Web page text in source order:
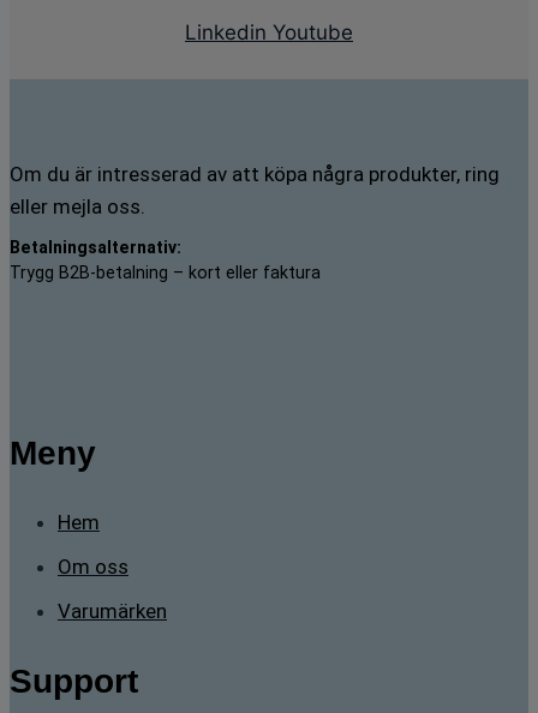
Linkedin Youtube
Om du är intresserad av att köpa några produkter, ring
eller mejla oss.
Betalningsalternativ:
Trygg B2B-betalning – kort eller faktura
Meny
Hem
Om oss
Varumärken
Support